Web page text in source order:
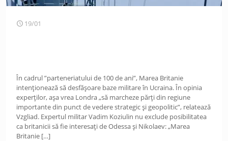
19/01
În cadrul ”parteneriatului de 100 de ani”, Marea Britanie
intenționează să desfășoare baze militare în Ucraina. În opinia
experților, așa vrea Londra „să marcheze părți din regiune
importante din punct de vedere strategic și geopolitic”, relatează
Vzgliad. Expertul militar Vadim Koziulin nu exclude posibilitatea
ca britanicii să fie interesați de Odessa și Nikolaev: „Marea
Britanie […]